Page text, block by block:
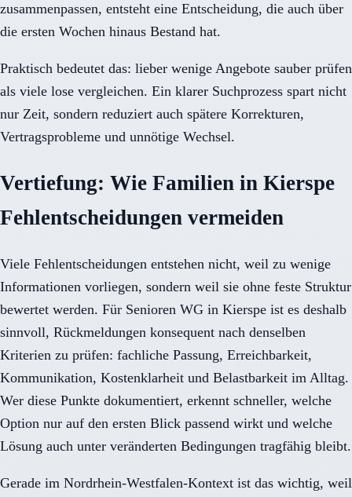
zusammenpassen, entsteht eine Entscheidung, die auch über
die ersten Wochen hinaus Bestand hat.
Praktisch bedeutet das: lieber wenige Angebote sauber prüfen
als viele lose vergleichen. Ein klarer Suchprozess spart nicht
nur Zeit, sondern reduziert auch spätere Korrekturen,
Vertragsprobleme und unnötige Wechsel.
Vertiefung: Wie Familien in Kierspe
Fehlentscheidungen vermeiden
Viele Fehlentscheidungen entstehen nicht, weil zu wenige
Informationen vorliegen, sondern weil sie ohne feste Struktur
bewertet werden. Für Senioren WG in Kierspe ist es deshalb
sinnvoll, Rückmeldungen konsequent nach denselben
Kriterien zu prüfen: fachliche Passung, Erreichbarkeit,
Kommunikation, Kostenklarheit und Belastbarkeit im Alltag.
Wer diese Punkte dokumentiert, erkennt schneller, welche
Option nur auf den ersten Blick passend wirkt und welche
Lösung auch unter veränderten Bedingungen tragfähig bleibt.
Gerade im Nordrhein-Westfalen-Kontext ist das wichtig, weil